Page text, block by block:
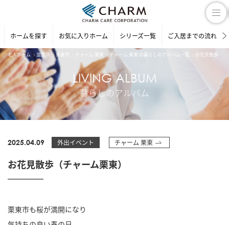
ホームを探す お気に入りホーム シリーズ一覧 ご入居までの流れ
老人ホーム 滋賀県 栗東市 チャーム 栗東 チャーム 栗東 の暮らしのアルバム一覧 お花見散歩（
LIVING ALBUM
暮らしのアルバム
2025.04.09 外出イベント チャーム 栗東
お花見散歩（チャーム栗東）
栗東市も桜が満開になり